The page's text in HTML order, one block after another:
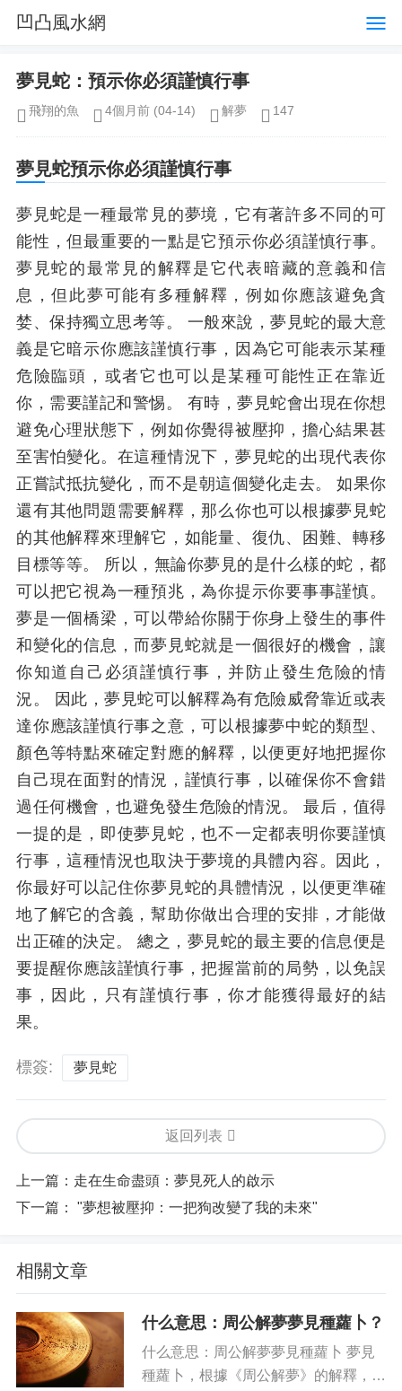
凹凸風水網
夢見蛇：預示你必須謹慎行事
飛翔的魚 4個月前 (04-14) 解夢 147
夢見蛇預示你必須謹慎行事
夢見蛇是一種最常見的夢境，它有著許多不同的可
能性，但最重要的一點是它預示你必須謹慎行事。
夢見蛇的最常見的解釋是它代表暗藏的意義和信
息，但此夢可能有多種解釋，例如你應該避免貪
婪、保持獨立思考等。 一般來說，夢見蛇的最大意
義是它暗示你應該謹慎行事，因為它可能表示某種
危險臨頭，或者它也可以是某種可能性正在靠近
你，需要謹記和警惕。 有時，夢見蛇會出現在你想
避免心理狀態下，例如你覺得被壓抑，擔心結果甚
至害怕變化。在這種情況下，夢見蛇的出現代表你
正嘗試抵抗變化，而不是朝這個變化走去。 如果你
還有其他問題需要解釋，那么你也可以根據夢見蛇
的其他解釋來理解它，如能量、復仇、困難、轉移
目標等等。 所以，無論你夢見的是什么樣的蛇，都
可以把它視為一種預兆，為你提示你要事事謹慎。
夢是一個橋梁，可以帶給你關于你身上發生的事件
和變化的信息，而夢見蛇就是一個很好的機會，讓
你知道自己必須謹慎行事，并防止發生危險的情
況。 因此，夢見蛇可以解釋為有危險威脅靠近或表
達你應該謹慎行事之意，可以根據夢中蛇的類型、
顏色等特點來確定對應的解釋，以便更好地把握你
自己現在面對的情況，謹慎行事，以確保你不會錯
過任何機會，也避免發生危險的情況。 最后，值得
一提的是，即使夢見蛇，也不一定都表明你要謹慎
行事，這種情況也取決于夢境的具體內容。因此，
你最好可以記住你夢見蛇的具體情況，以便更準確
地了解它的含義，幫助你做出合理的安排，才能做
出正確的決定。 總之，夢見蛇的最主要的信息便是
要提醒你應該謹慎行事，把握當前的局勢，以免誤
事，因此，只有謹慎行事，你才能獲得最好的結
果。
標簽: 夢見蛇
返回列表
上一篇： 走在生命盡頭：夢見死人的啟示
下一篇：
"夢想被壓抑：一把狗改變了我的未來"
相關文章
什么意思：周公解夢夢見種蘿卜？
什么意思：周公解夢夢見種蘿卜 夢見
種蘿卜，根據《周公解夢》的解釋，一